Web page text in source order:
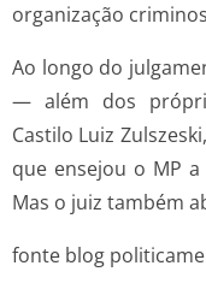
organização
Ao longo do
— além dos
Castilo Luiz
que ensejou o MP
Mas o juiz também
fonte blog